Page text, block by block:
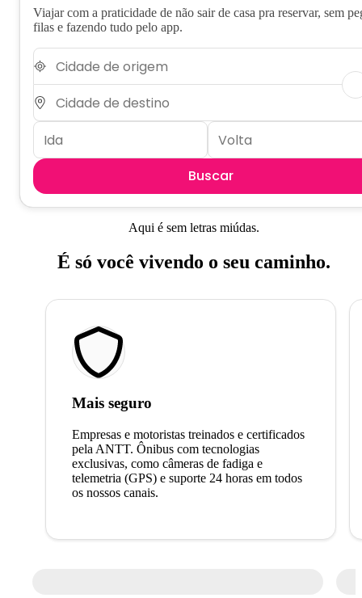
Viajar com a praticidade de não sair de casa pra reservar, sem
filas e fazendo tudo pelo app.
Buscar
Aqui é sem letras miúdas.
É só você vivendo o seu caminho.
Mais seguro
Empresas e motoristas treinados e certificados
pela ANTT. Ônibus com tecnologias
exclusivas, como câmeras de fadiga e
telemetria (GPS) e suporte 24 horas em todos
os nossos canais.